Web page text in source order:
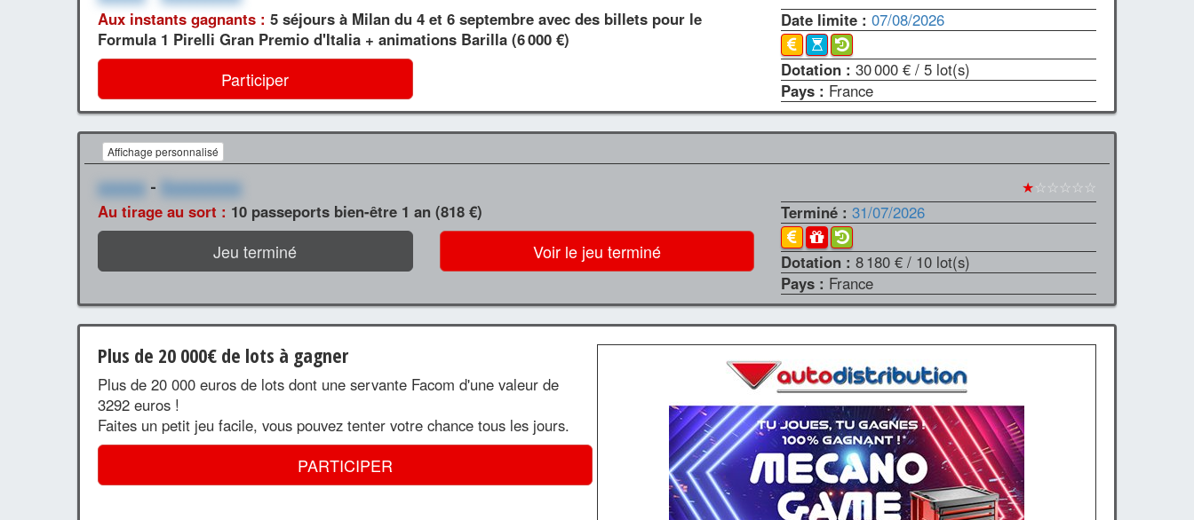
Aux instants gagnants : 5 séjours à Milan du 4 et 6 septembre avec des billets pour le
Formula 1 Pirelli Gran Premio d'Italia + animations Barilla (6 000 €)
Participer
Date limite :07/08/2026
Dotation :30 000 € / 5 lot(s)
Pays : France
Affichage personnalisé
xxxxxx - Xxxxxxxxxx ★☆☆☆☆☆
Au tirage au sort : 10 passeports bien-être 1 an (818 €)
Jeu terminé Voir le jeu terminé
Terminé :31/07/2026
Dotation :8 180 € / 10 lot(s)
Pays : France
Plus de 20 000€ de lots à gagner
Plus de 20 000 euros de lots dont une servante Facom d'une valeur de
3292 euros !
Faites un petit jeu facile, vous pouvez tenter votre chance tous les jours.
PARTICIPER